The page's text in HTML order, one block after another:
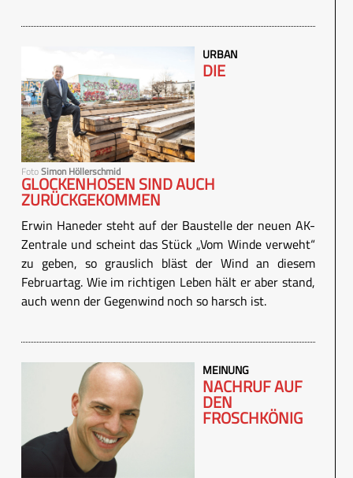
FotoSimon Höllerschmid
URBAN
DIE
GLOCKENHOSEN SIND AUCH
ZURÜCKGEKOMMEN
Erwin Haneder steht auf der Baustelle der neuen AK-
Zentrale und scheint das Stück „Vom Winde verweht“
zu geben, so grauslich bläst der Wind an diesem
Februartag. Wie im richtigen Leben hält er aber stand,
auch wenn der Gegenwind noch so harsch ist.
MEINUNG
NACHRUF AUF
DEN
FROSCHKÖNIG